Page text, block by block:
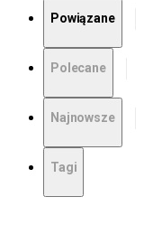
Powiązane
Polecane
Najnowsze
Tagi